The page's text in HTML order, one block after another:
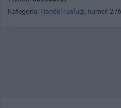
Kategoria: Handel i usługi, numer: